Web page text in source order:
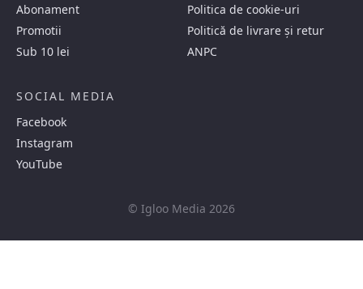
Abonament
Promotii
Sub 10 lei
Politica de cookie-uri
Politică de livrare și retur
ANPC
SOCIAL MEDIA
Facebook
Instagram
YouTube
© Igloo Media 2026